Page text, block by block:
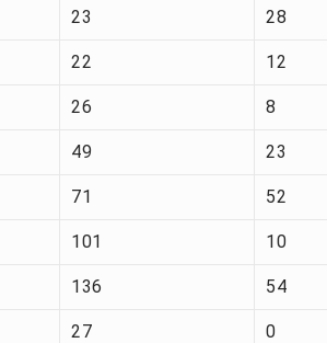
23 28
22 12
26 8
49 23
71 52
101 10
136 54
27 0